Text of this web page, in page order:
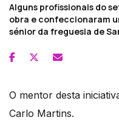
Alguns profissionais do
obra e confeccionaram
sénior da freguesia de
O mentor desta
Carlo Martins.